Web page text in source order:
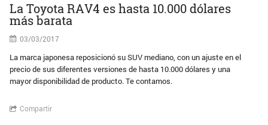
La Toyota RAV4 es hasta 10.000 dólares
más barata
03/03/2017
La marca japonesa reposicionó su SUV mediano, con un ajuste en el
precio de sus diferentes versiones de hasta 10.000 dólares y una
mayor disponibilidad de producto. Te contamos.
Compartir